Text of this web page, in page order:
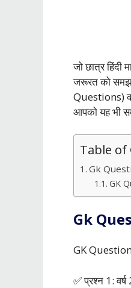
जो छात्र
जरूरत को
Questions)
आपको यह भी
Table of
Gk
GK
Gk
GK
✅ प्रश्न 1: